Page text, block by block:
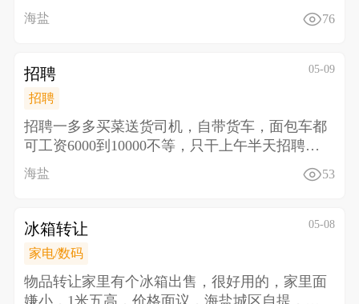
海盐 76
招聘 05-09
招聘
招聘一多多买菜送货司机，自带货车，面包车都
可工资6000到10000不等，只干上午半天 招聘二
多多
海盐 53
冰箱转让 05-08
家电/数码
物品转让 家里有个冰箱出售，很好用的，家里面
嫌小，1米五高，价格面议，海盐城区自提，电